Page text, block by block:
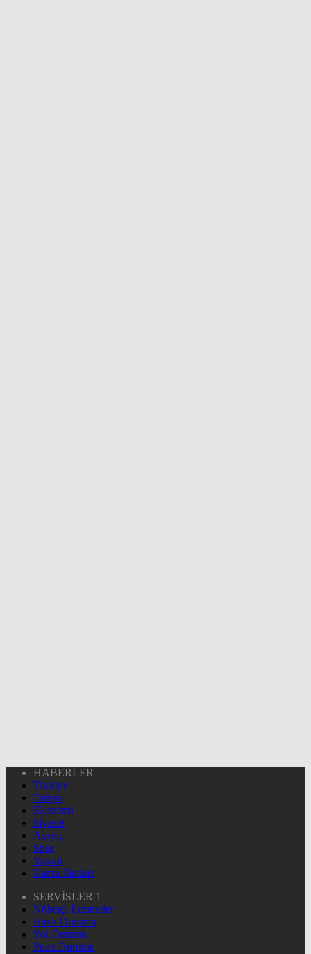
HABERLER
Türkiye
Dünya
Ekonomi
Siyaset
Asayiş
Spor
Yaşam
Kamu İlanları
SERVİSLER 1
Nöbetçi Eczaneler
Hava Durumu
Yol Durumu
Puan Durumu